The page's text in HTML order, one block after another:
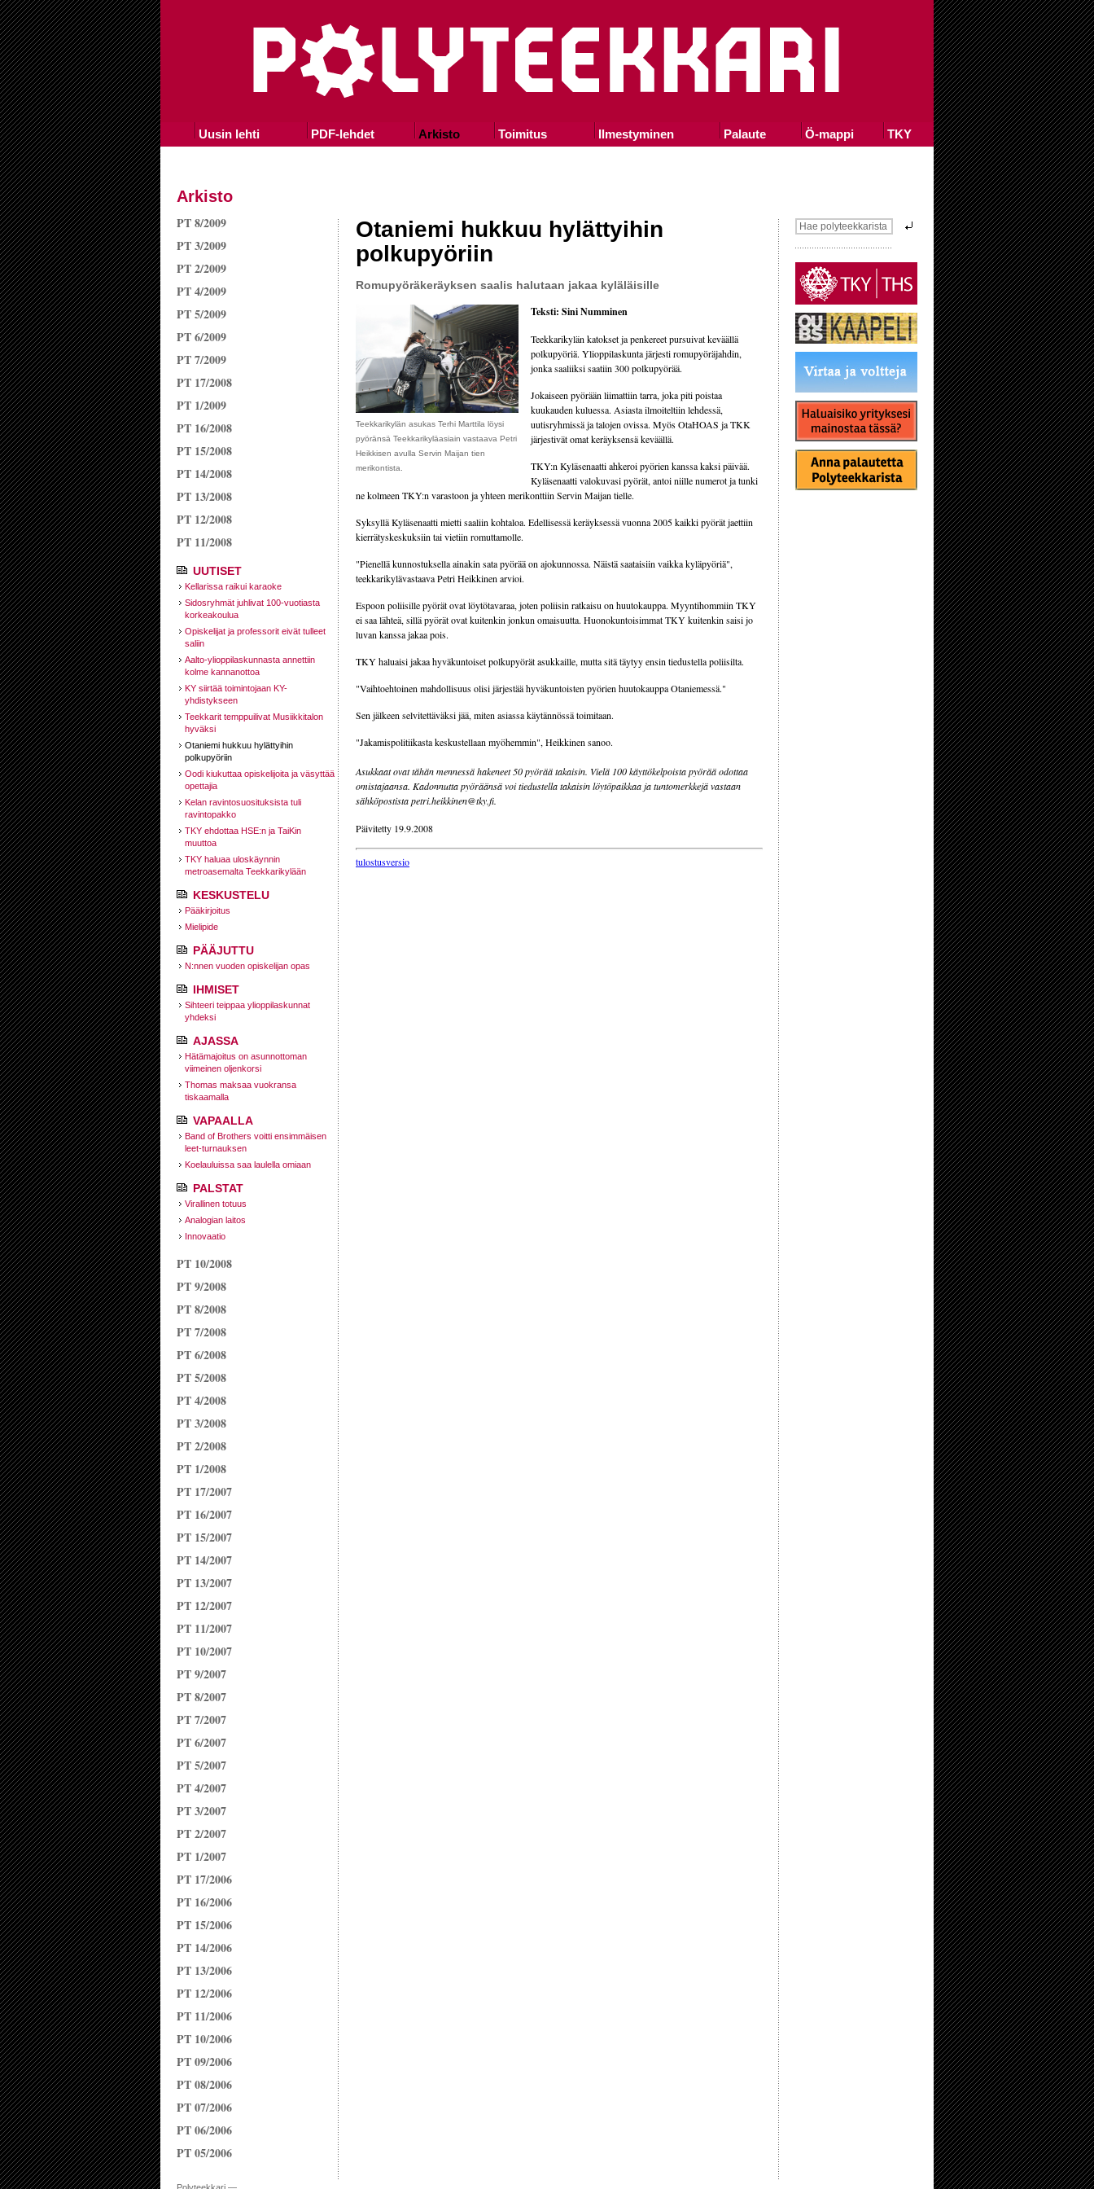
Uusin lehti PDF-lehdet Arkisto Toimitus Ilmestyminen Palaute Ö-mappi TKY
Arkisto
PT 8/2009
PT 3/2009
PT 2/2009
PT 4/2009
PT 5/2009
PT 6/2009
PT 7/2009
PT 17/2008
PT 1/2009
PT 16/2008
PT 15/2008
PT 14/2008
PT 13/2008
PT 12/2008
PT 11/2008
UUTISET
Kellarissa raikui karaoke
Sidosryhmät juhlivat 100-vuotiasta
korkeakoulua
Opiskelijat ja professorit eivät tulleet
saliin
Aalto-ylioppilaskunnasta annettiin
kolme kannanottoa
KY siirtää toimintojaan KY-
yhdistykseen
Teekkarit temppuilivat Musiikkitalon
hyväksi
Otaniemi hukkuu hylättyihin
polkupyöriin
Oodi kiukuttaa opiskelijoita ja väsyttää
opettajia
Kelan ravintosuosituksista tuli
ravintopakko
TKY ehdottaa HSE:n ja TaiKin
muuttoa
TKY haluaa uloskäynnin
metroasemalta Teekkarikylään
KESKUSTELU
Pääkirjoitus
Mielipide
PÄÄJUTTU
N:nnen vuoden opiskelijan opas
IHMISET
Sihteeri teippaa ylioppilaskunnat
yhdeksi
AJASSA
Hätämajoitus on asunnottoman
viimeinen oljenkorsi
Thomas maksaa vuokransa
tiskaamalla
VAPAALLA
Band of Brothers voitti ensimmäisen
leet-turnauksen
Koelauluissa saa laulella omiaan
PALSTAT
Virallinen totuus
Analogian laitos
Innovaatio
PT 10/2008
PT 9/2008
PT 8/2008
PT 7/2008
PT 6/2008
PT 5/2008
PT 4/2008
PT 3/2008
PT 2/2008
PT 1/2008
PT 17/2007
PT 16/2007
PT 15/2007
PT 14/2007
PT 13/2007
PT 12/2007
PT 11/2007
PT 10/2007
PT 9/2007
PT 8/2007
PT 7/2007
PT 6/2007
PT 5/2007
PT 4/2007
PT 3/2007
PT 2/2007
PT 1/2007
PT 17/2006
PT 16/2006
PT 15/2006
PT 14/2006
PT 13/2006
PT 12/2006
PT 11/2006
PT 10/2006
PT 09/2006
PT 08/2006
PT 07/2006
PT 06/2006
PT 05/2006
Otaniemi hukkuu hylättyihin
polkupyöriin
Romupyöräkeräyksen saalis halutaan jakaa kyläläisille
Teekkarikylän asukas Terhi Marttila löysi
pyöränsä Teekkarikyläasiain vastaava Petri
Heikkisen avulla Servin Maijan tien
merikontista.
Teksti: Sini Numminen
Teekkarikylän katokset ja penkereet pursuivat keväällä
polkupyöriä. Ylioppilaskunta järjesti romupyöräjahdin,
jonka saaliiksi saatiin 300 polkupyörää.
Jokaiseen pyörään liimattiin tarra, joka piti poistaa
kuukauden kuluessa. Asiasta ilmoiteltiin lehdessä,
uutisryhmissä ja talojen ovissa. Myös OtaHOAS ja TKK
järjestivät omat keräyksensä keväällä.
TKY:n Kyläsenaatti ahkeroi pyörien kanssa kaksi päivää.
Kyläsenaatti valokuvasi pyörät, antoi niille numerot ja tunki
ne kolmeen TKY:n varastoon ja yhteen merikonttiin Servin Maijan tielle.
Syksyllä Kyläsenaatti mietti saaliin kohtaloa. Edellisessä keräyksessä vuonna 2005 kaikki pyörät jaettiin
kierrätyskeskuksiin tai vietiin romuttamolle.
"Pienellä kunnostuksella ainakin sata pyörää on ajokunnossa. Näistä saataisiin vaikka kyläpyöriä",
teekkarikylävastaava Petri Heikkinen arvioi.
Espoon poliisille pyörät ovat löytötavaraa, joten poliisin ratkaisu on huutokauppa. Myyntihommiin TKY
ei saa lähteä, sillä pyörät ovat kuitenkin jonkun omaisuutta. Huonokuntoisimmat TKY kuitenkin saisi jo
luvan kanssa jakaa pois.
TKY haluaisi jakaa hyväkuntoiset polkupyörät asukkaille, mutta sitä täytyy ensin tiedustella poliisilta.
"Vaihtoehtoinen mahdollisuus olisi järjestää hyväkuntoisten pyörien huutokauppa Otaniemessä."
Sen jälkeen selvitettäväksi jää, miten asiassa käytännössä toimitaan.
"Jakamispolitiikasta keskustellaan myöhemmin", Heikkinen sanoo.
Asukkaat ovat tähän mennessä hakeneet 50 pyörää takaisin. Vielä 100 käyttökelpoista pyörää odottaa
omistajaansa. Kadonnutta pyöräänsä voi tiedustella takaisin löytöpaikkaa ja tuntomerkkejä vastaan
sähköpostistapetri.heikkinen@tky.fi.
Päivitetty 19.9.2008
tulostusversio